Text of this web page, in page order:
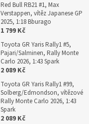
Red Bull RB21 #1, Max
Verstappen, vítěz Japanese GP
2025, 1:18 Bburago
1 799 Kč
Toyota GR Yaris Rally1 #5,
Pajari/Salminen, Rally Monte
Carlo 2026, 1:43 Spark
2 089 Kč
Toyota GR Yaris Rally1 #99,
Solberg/Edmondson, vítězové
Rally Monte Carlo 2026, 1:43
Spark
2 089 Kč